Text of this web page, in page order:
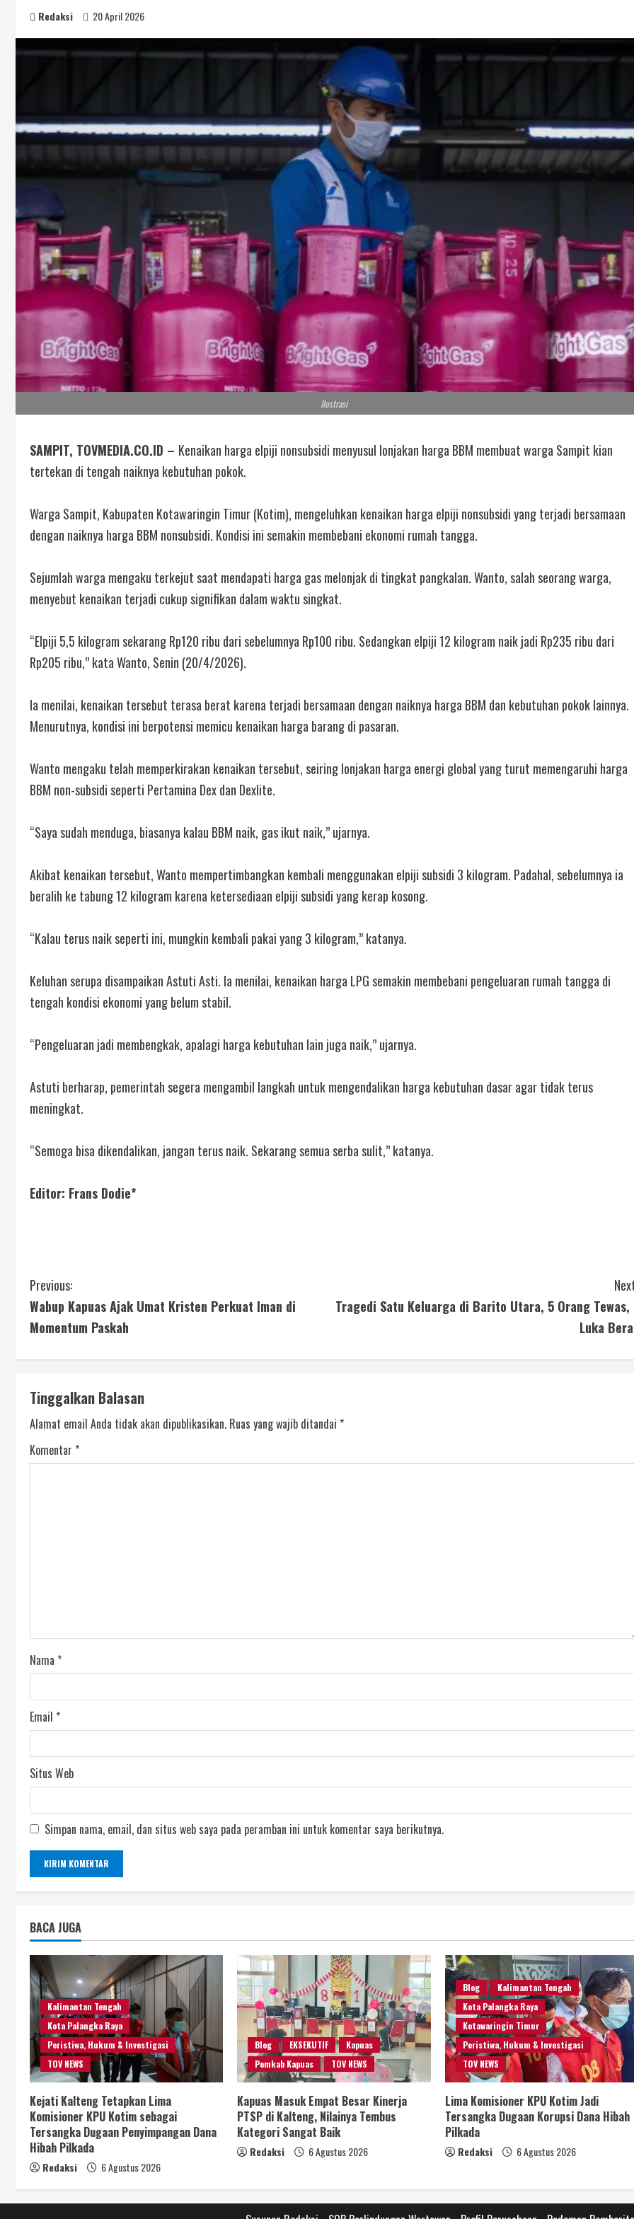
Redaksi 20 April 2026
Ilustrasi
SAMPIT, TOVMEDIA.CO.ID – Kenaikan harga elpiji nonsubsidi menyusul lonjakan harga BBM membuat warga Sampit kian
tertekan di tengah naiknya kebutuhan pokok.
Warga Sampit, Kabupaten Kotawaringin Timur (Kotim), mengeluhkan kenaikan harga elpiji nonsubsidi yang terjadi bersamaan
dengan naiknya harga BBM nonsubsidi. Kondisi ini semakin membebani ekonomi rumah tangga.
Sejumlah warga mengaku terkejut saat mendapati harga gas melonjak di tingkat pangkalan. Wanto, salah seorang warga,
menyebut kenaikan terjadi cukup signifikan dalam waktu singkat.
“Elpiji 5,5 kilogram sekarang Rp120 ribu dari sebelumnya Rp100 ribu. Sedangkan elpiji 12 kilogram naik jadi Rp235 ribu dari
Rp205 ribu,” kata Wanto, Senin (20/4/2026).
Ia menilai, kenaikan tersebut terasa berat karena terjadi bersamaan dengan naiknya harga BBM dan kebutuhan pokok lainnya.
Menurutnya, kondisi ini berpotensi memicu kenaikan harga barang di pasaran.
Wanto mengaku telah memperkirakan kenaikan tersebut, seiring lonjakan harga energi global yang turut memengaruhi harga
BBM non-subsidi seperti Pertamina Dex dan Dexlite.
“Saya sudah menduga, biasanya kalau BBM naik, gas ikut naik,” ujarnya.
Akibat kenaikan tersebut, Wanto mempertimbangkan kembali menggunakan elpiji subsidi 3 kilogram. Padahal, sebelumnya ia
beralih ke tabung 12 kilogram karena ketersediaan elpiji subsidi yang kerap kosong.
“Kalau terus naik seperti ini, mungkin kembali pakai yang 3 kilogram,” katanya.
Keluhan serupa disampaikan Astuti Asti. Ia menilai, kenaikan harga LPG semakin membebani pengeluaran rumah tangga di
tengah kondisi ekonomi yang belum stabil.
“Pengeluaran jadi membengkak, apalagi harga kebutuhan lain juga naik,” ujarnya.
Astuti berharap, pemerintah segera mengambil langkah untuk mengendalikan harga kebutuhan dasar agar tidak terus
meningkat.
“Semoga bisa dikendalikan, jangan terus naik. Sekarang semua serba sulit,” katanya.
Editor: Frans Dodie*
Previous:
Wabup Kapuas Ajak Umat Kristen Perkuat Iman di
Momentum Paskah
Tragedi Satu Keluarga di Barito Utara, 5 Orang Tewas,
Luka
Tinggalkan Balasan
Alamat email Anda tidak akan dipublikasikan. Ruas yang wajib ditandai *
Komentar *
Nama *
Email *
Situs Web
Simpan nama, email, dan situs web saya pada peramban ini untuk komentar saya berikutnya.
BACA JUGA
Kalimantan Tengah
Kota Palangka Raya
Peristiwa, Hukum & Investigasi
TOV NEWS
Kejati Kalteng Tetapkan Lima
Komisioner KPU Kotim sebagai
Tersangka Dugaan Penyimpangan Dana
Hibah Pilkada
Redaksi 6 Agustus 2026
Blog EKSEKUTIF
Kapuas
Pemkab Kapuas
TOV NEWS
Kapuas Masuk Empat Besar Kinerja
PTSP di Kalteng, Nilainya Tembus
Kategori Sangat Baik
Redaksi 6 Agustus 2026
Blog
Kalimantan Tengah
Kota Palangka Raya
Kotawaringin Timur
Peristiwa, Hukum & Investigasi
TOV NEWS
Lima Komisioner KPU Kotim Jadi
Tersangka Dugaan Korupsi Dana Hibah
Pilkada
Redaksi 6 Agustus 2026